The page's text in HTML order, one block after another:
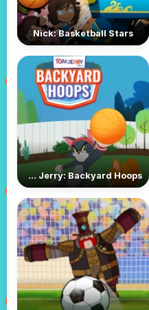
Nick: Basketball Stars
Tom and Jerry: Backyard Hoops